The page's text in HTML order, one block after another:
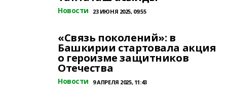
Новости 23 ИЮНЯ 2025, 09:55
«Связь поколений»: в
Башкирии стартовала акция
о героизме защитников
Отечества
Новости 9 АПРЕЛЯ 2025, 11:43